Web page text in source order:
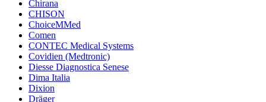
Chirana
CHISON
ChoiceMMed
Comen
CONTEC Medical Systems
Covidien (Medtronic)
Diesse Diagnostica Senese
Dima Italia
Dixion
Dräger